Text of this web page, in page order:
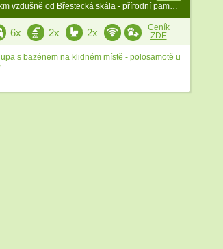
87.8 km vzdušně od Břestecká skála - přírodní památka
6x 2x 2x
Ceník
ZDE
s bazénem na klidném místě - polosamotě u